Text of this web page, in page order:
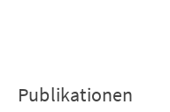
Publikationen